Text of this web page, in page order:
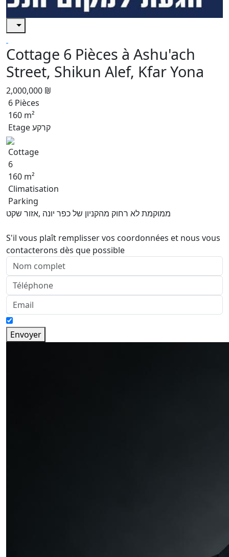
Cottage 6 Pièces à Ashu'ach
Street, Shikun Alef, Kfar Yona
2,000,000 ₪
6 Pièces
160 m²
Etage קרקע
Cottage
6
160 m²
Climatisation
Parking
ממוקמת לא רחוק מהקניון של כפר יונה ,אזור שקט
S'il vous plaît remplisser vos coordonnées et nous vous
contacterons dès que possible
Envoyer